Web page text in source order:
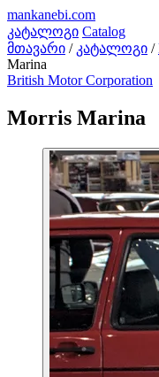
mankanebi.com
კატალოგი Catalog
მთავარი / კატალოგი /
Marina
British Motor Corporation
Morris Marina